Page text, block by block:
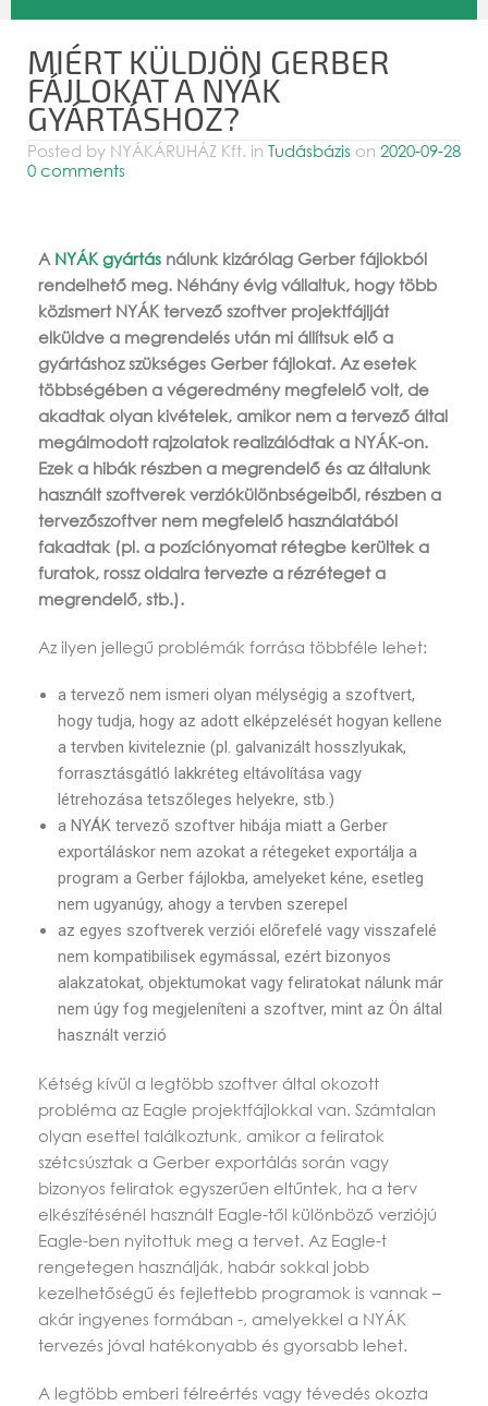
MIÉRT KÜLDJÖN GERBER
FÁJLOKAT A NYÁK
GYÁRTÁSHOZ?
Posted by NYÁKÁRUHÁZ Kft. in Tudásbázis on 2020-09-28
0 comments
A NYÁK gyártás nálunk kizárólag Gerber fájlokból
rendelhető meg. Néhány évig vállaltuk, hogy több
közismert NYÁK tervező szoftver projektfájlját
elküldve a megrendelés után mi állítsuk elő a
gyártáshoz szükséges Gerber fájlokat. Az esetek
többségében a végeredmény megfelelő volt, de
akadtak olyan kivételek, amikor nem a tervező által
megálmodott rajzolatok realizálódtak a NYÁK-on.
Ezek a hibák részben a megrendelő és az általunk
használt szoftverek verziókülönbségeiből, részben a
tervezőszoftver nem megfelelő használatából
fakadtak (pl. a pozíciónyomat rétegbe kerültek a
furatok, rossz oldalra tervezte a rézréteget a
megrendelő, stb.).
Az ilyen jellegű problémák forrása többféle lehet:
a tervező nem ismeri olyan mélységig a szoftvert,
hogy tudja, hogy az adott elképzelését hogyan kellene
a tervben kiviteleznie (pl. galvanizált hosszlyukak,
forrasztásgátló lakkréteg eltávolítása vagy
létrehozása tetszőleges helyekre, stb.)
a NYÁK tervező szoftver hibája miatt a Gerber
exportáláskor nem azokat a rétegeket exportálja a
program a Gerber fájlokba, amelyeket kéne, esetleg
nem ugyanúgy, ahogy a tervben szerepel
az egyes szoftverek verziói előrefelé vagy visszafelé
nem kompatibilisek egymással, ezért bizonyos
alakzatokat, objektumokat vagy feliratokat nálunk már
nem úgy fog megjeleníteni a szoftver, mint az Ön által
használt verzió
Kétség kívül a legtöbb szoftver által okozott
probléma az Eagle projektfájlokkal van. Számtalan
olyan esettel találkoztunk, amikor a feliratok
szétcsúsztak a Gerber exportálás során vagy
bizonyos feliratok egyszerűen eltűntek, ha a terv
elkészítésénél használt Eagle-től különböző verziójú
Eagle-ben nyitottuk meg a tervet. Az Eagle-t
rengetegen használják, habár sokkal jobb
kezelhetőségű és fejlettebb programok is vannak –
akár ingyenes formában -, amelyekkel a NYÁK
tervezés jóval hatékonyabb és gyorsabb lehet.
A legtöbb emberi félreértés vagy tévedés okozta